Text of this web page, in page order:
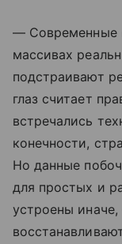
— Современные
массивах
подстраивают
глаз считает
встречались
конечности,
Но данные
для простых и
устроены